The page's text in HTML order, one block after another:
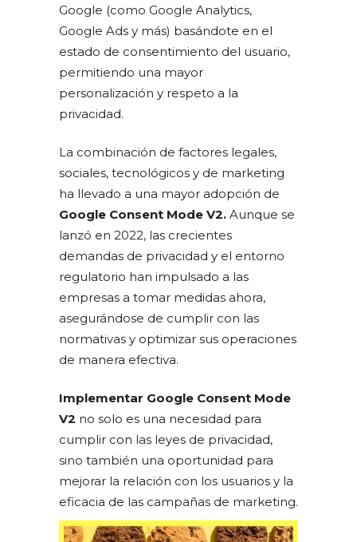
Google (como Google Analytics,
Google Ads y más) basándote en el
estado de consentimiento del usuario,
permitiendo una mayor
personalización y respeto a la
privacidad.
La combinación de factores legales,
sociales, tecnológicos y de marketing
ha llevado a una mayor adopción de
Google Consent Mode V2. Aunque se
lanzó en 2022, las crecientes
demandas de privacidad y el entorno
regulatorio han impulsado a las
empresas a tomar medidas ahora,
asegurándose de cumplir con las
normativas y optimizar sus operaciones
de manera efectiva.
Implementar Google Consent Mode
V2 no solo es una necesidad para
cumplir con las leyes de privacidad,
sino también una oportunidad para
mejorar la relación con los usuarios y la
eficacia de las campañas de marketing.